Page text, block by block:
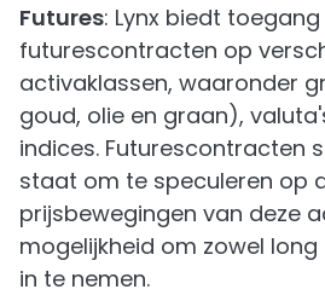
Futures: Lynx biedt
futurescontracten op
activaklassen, waaronder
goud, olie en graan),
indices. Futurescontracten
staat om te speculeren op
prijsbewegingen van deze
mogelijkheid om zowel
in te nemen.